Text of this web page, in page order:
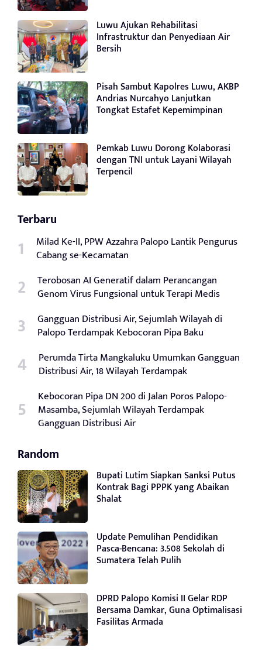
Luwu Ajukan Rehabilitasi
Infrastruktur dan Penyediaan Air
Bersih
Pisah Sambut Kapolres Luwu, AKBP
Andrias Nurcahyo Lanjutkan
Tongkat Estafet Kepemimpinan
Pemkab Luwu Dorong Kolaborasi
dengan TNI untuk Layani Wilayah
Terpencil
Terbaru
Milad Ke-II, PPW Azzahra Palopo Lantik Pengurus
Cabang se-Kecamatan
Terobosan AI Generatif dalam Perancangan
Genom Virus Fungsional untuk Terapi Medis
Gangguan Distribusi Air, Sejumlah Wilayah di
Palopo Terdampak Kebocoran Pipa Baku
Perumda Tirta Mangkaluku Umumkan Gangguan
Distribusi Air, 18 Wilayah Terdampak
Kebocoran Pipa DN 200 di Jalan Poros Palopo-
Masamba, Sejumlah Wilayah Terdampak
Gangguan Distribusi Air
Random
Bupati Lutim Siapkan Sanksi Putus
Kontrak Bagi PPPK yang Abaikan
Shalat
Update Pemulihan Pendidikan
Pasca-Bencana: 3.508 Sekolah di
Sumatera Telah Pulih
DPRD Palopo Komisi II Gelar RDP
Bersama Damkar, Guna Optimalisasi
Fasilitas Armada